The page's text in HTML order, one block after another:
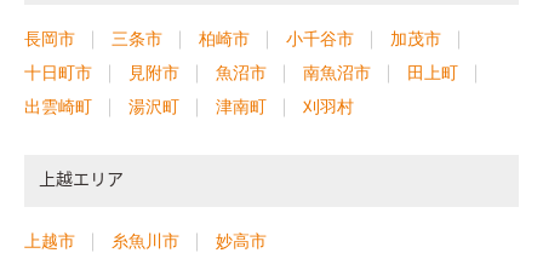
長岡市 三条市 柏崎市 小千谷市
加茂市
十日町市
見附市 魚沼市 南魚沼市
田上町
出雲崎町
湯沢町 津南町 刈羽村
上越エリア
上越市 糸魚川市 妙高市